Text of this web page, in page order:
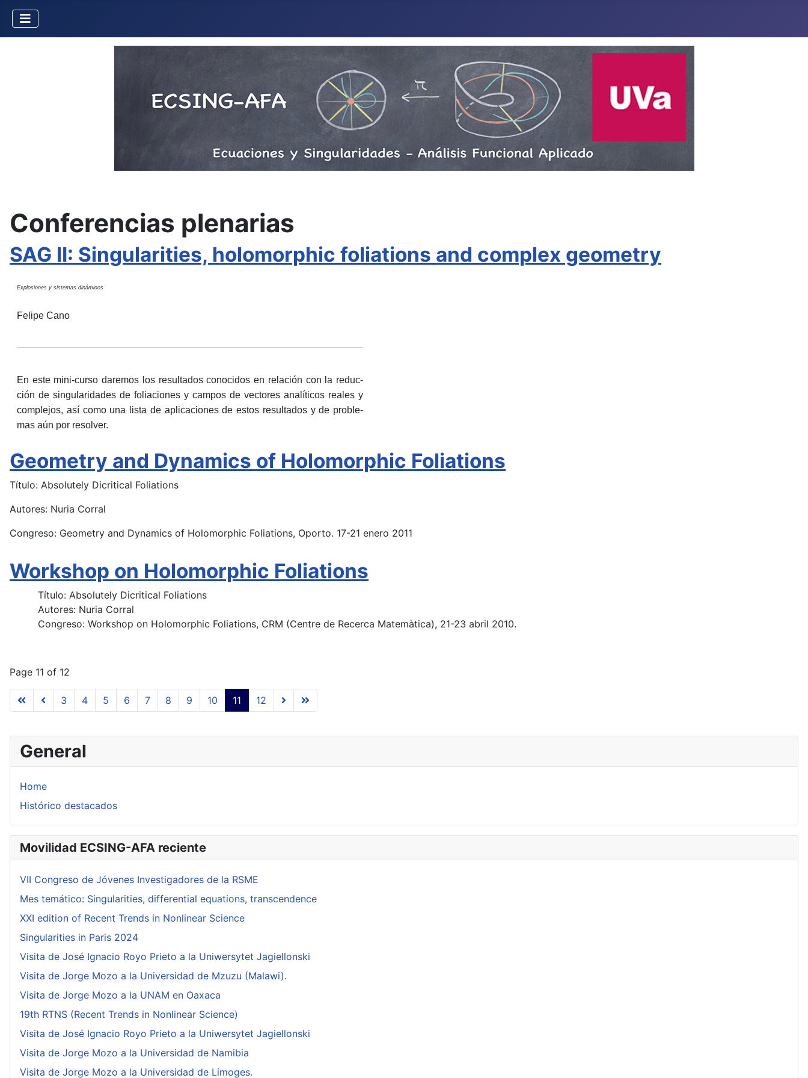
General
Home
Histórico destacados
Movilidad ECSING-AFA reciente
VII Congreso de Jóvenes Investigadores de la RSME
Mes temático: Singularities, differential equations, transcendence
XXI edition of Recent Trends in Nonlinear Science
Singularities in Paris 2024
Visita de José Ignacio Royo Prieto a la Uniwersytet Jagiellonski
Visita de Jorge Mozo a la Universidad de Mzuzu (Malawi).
Visita de Jorge Mozo a la UNAM en Oaxaca
19th RTNS (Recent Trends in Nonlinear Science)
Visita de José Ignacio Royo Prieto a la Uniwersytet Jagiellonski
Visita de Jorge Mozo a la Universidad de Namibia
Visita de Jorge Mozo a la Universidad de Limoges.
Conferencias plenarias
SAG II: Singularities, holomorphic foliations and complex geometry
Explosiones y sistemas dinámicos
Felipe Cano
En este mini-curso daremos los resultados conocidos en relación con la reduc-
ción de singularidades de foliaciones y campos de vectores analíticos reales y
complejos, así como una lista de aplicaciones de estos resultados y de proble-
mas aún por resolver.
Geometry and Dynamics of Holomorphic Foliations
Título: Absolutely Dicritical Foliations
Autores: Nuria Corral
Congreso: Geometry and Dynamics of Holomorphic Foliations, Oporto. 17-21 enero 2011
Workshop on Holomorphic Foliations
Título: Absolutely Dicritical Foliations
Autores: Nuria Corral
Congreso: Workshop on Holomorphic Foliations, CRM (Centre de Recerca Matemàtica), 21-23 abril 2010.
Page 11 of 12
3 4 5 6 7 8 9 10 11 12